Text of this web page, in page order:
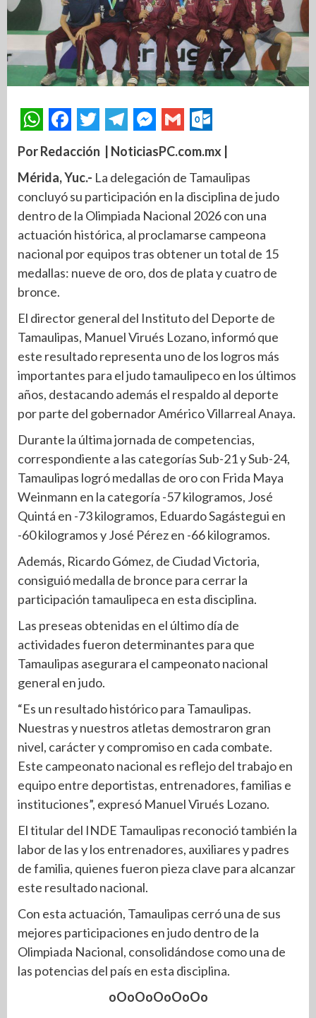
Por Redacción | NoticiasPC.com.mx |
Mérida, Yuc.- La delegación de Tamaulipas
concluyó su participación en la disciplina de judo
dentro de la Olimpiada Nacional 2026 con una
actuación histórica, al proclamarse campeona
nacional por equipos tras obtener un total de 15
medallas: nueve de oro, dos de plata y cuatro de
bronce.
El director general del Instituto del Deporte de
Tamaulipas, Manuel Virués Lozano, informó que
este resultado representa uno de los logros más
importantes para el judo tamaulipeco en los últimos
años, destacando además el respaldo al deporte
por parte del gobernador Américo Villarreal Anaya.
Durante la última jornada de competencias,
correspondiente a las categorías Sub-21 y Sub-24,
Tamaulipas logró medallas de oro con Frida Maya
Weinmann en la categoría -57 kilogramos, José
Quintá en -73 kilogramos, Eduardo Sagástegui en
-60 kilogramos y José Pérez en -66 kilogramos.
Además, Ricardo Gómez, de Ciudad Victoria,
consiguió medalla de bronce para cerrar la
participación tamaulipeca en esta disciplina.
Las preseas obtenidas en el último día de
actividades fueron determinantes para que
Tamaulipas asegurara el campeonato nacional
general en judo.
“Es un resultado histórico para Tamaulipas.
Nuestras y nuestros atletas demostraron gran
nivel, carácter y compromiso en cada combate.
Este campeonato nacional es reflejo del trabajo en
equipo entre deportistas, entrenadores, familias e
instituciones”, expresó Manuel Virués Lozano.
El titular del INDE Tamaulipas reconoció también la
labor de las y los entrenadores, auxiliares y padres
de familia, quienes fueron pieza clave para alcanzar
este resultado nacional.
Con esta actuación, Tamaulipas cerró una de sus
mejores participaciones en judo dentro de la
Olimpiada Nacional, consolidándose como una de
las potencias del país en esta disciplina.
oOoOoOoOoOo